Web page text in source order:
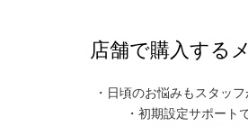
店舗で購入する
・日頃のお悩みもスタッ
・初期設定サポート